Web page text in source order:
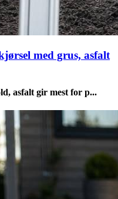
med grus, asfalt
asfalt gir mest for p...